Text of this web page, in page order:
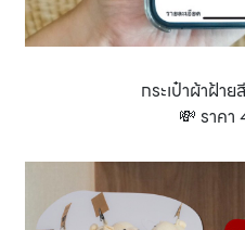
กระเป๋าผ้าฝ้า
💸 ราค